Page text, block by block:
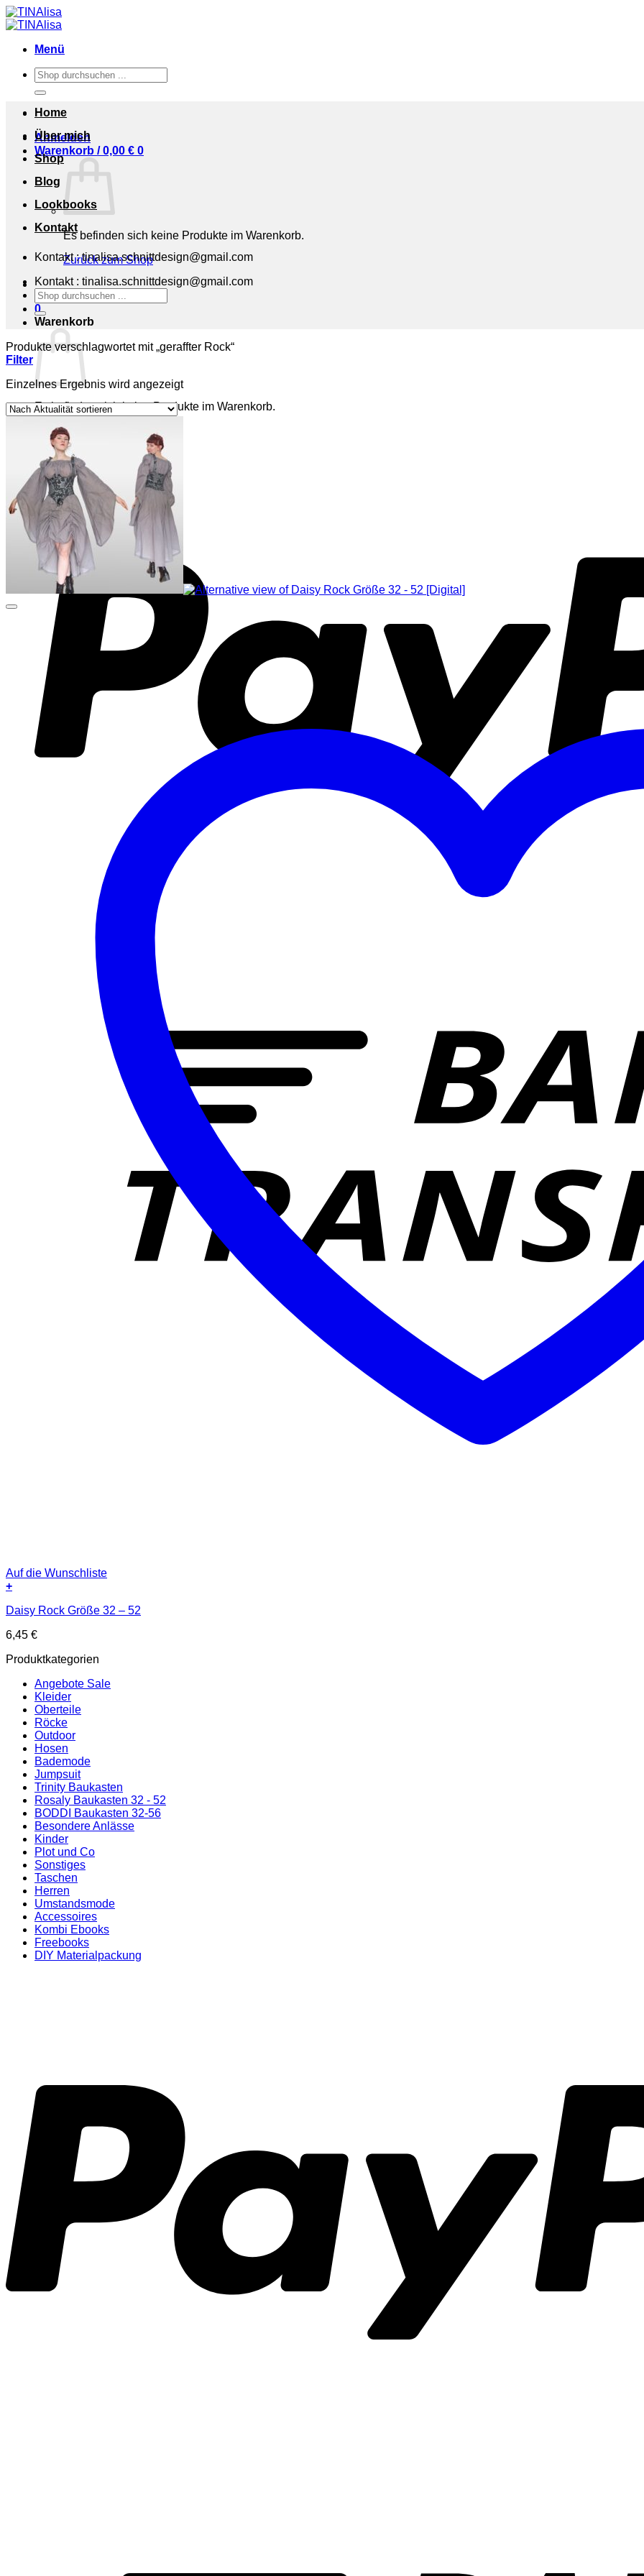
Zum
Inhalt
Menü
Suchen
nach:
Anmelden
Warenkorb /0,00 € 0
Es befinden sich keine Produkte im Warenkorb.
Zurück zum Shop
0
Warenkorb
Es befinden sich keine Produkte im Warenkorb.
Zurück zum Shop
Home
Über mich
Shop
Blog
Lookbooks
Kontakt
Kontakt : tinalisa.schnittdesign@gmail.com
Kontakt : tinalisa.schnittdesign@gmail.com
Suchen
nach:
Produkte verschlagwortet mit „geraffter Rock“
Filter
Einzelnes Ergebnis wird angezeigt
Auf die Wunschliste
+
Daisy Rock Größe 32 – 52
6,45 €
Produktkategorien
Angebote Sale
Kleider
Oberteile
Röcke
Outdoor
Hosen
Bademode
Jumpsuit
Trinity Baukasten
Rosaly Baukasten 32 - 52
BODDI Baukasten 32-56
Besondere Anlässe
Kinder
Plot und Co
Sonstiges
Taschen
Herren
Umstandsmode
Accessoires
Kombi Ebooks
Freebooks
DIY Materialpackung